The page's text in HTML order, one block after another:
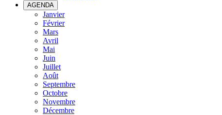
AGENDA
Janvier
Février
Mars
Avril
Mai
Juin
Juillet
Août
Septembre
Octobre
Novembre
Décembre